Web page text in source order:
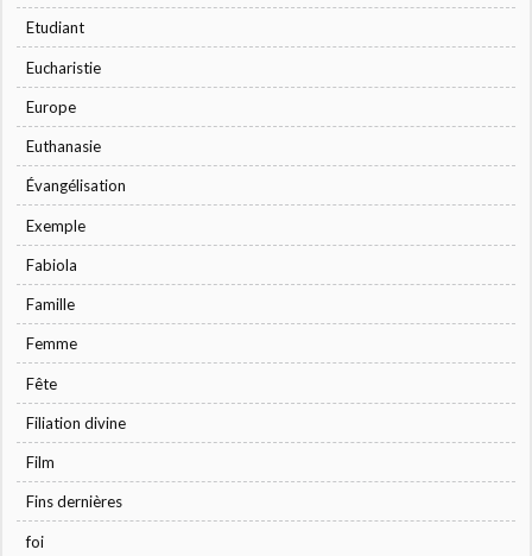
Etudiant
Eucharistie
Europe
Euthanasie
Évangélisation
Exemple
Fabiola
Famille
Femme
Fête
Filiation divine
Film
Fins dernières
foi